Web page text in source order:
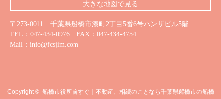
大きな地図で見る
〒273-0011 千葉県船橋市湊町2丁目5番6号ハンザビル5階
TEL： 047-434-0976 FAX： 047-434-4754
Mail： info@fcsjim.com
Copyright © 船橋市役所前すぐ｜不動産、相続のことなら千葉県船橋市の船橋